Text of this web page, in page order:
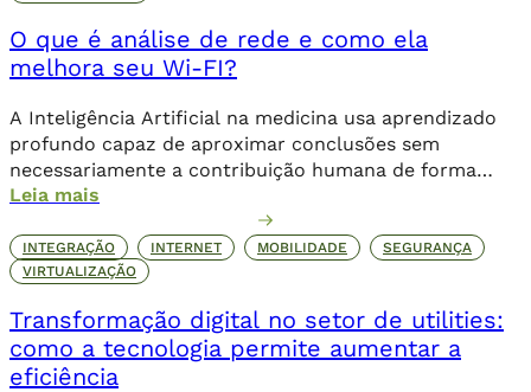
O que é análise de rede e como ela
melhora seu Wi-FI?
A Inteligência Artificial na medicina usa aprendizado
profundo capaz de aproximar conclusões sem
necessariamente a contribuição humana de forma
direta.
Leia mais
INTEGRAÇÃO INTERNET MOBILIDADE
SEGURANÇA
VIRTUALIZAÇÃO
Transformação digital no setor de utilities:
como a tecnologia permite aumentar a
eficiência